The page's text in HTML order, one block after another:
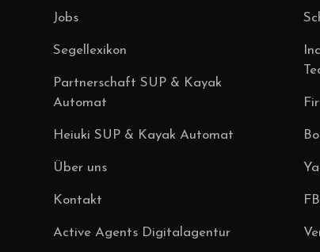
Jobs
Segellexikon
Partnerschaft SUP & Kayak
Automat
Heiuki SUP & Kayak Automat
Über uns
Kontakt
Active Agents Digitalagentur